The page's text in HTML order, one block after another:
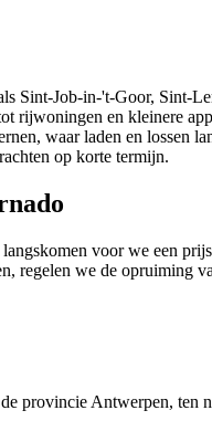
Sint-Job-in-'t-Goor,
rijwoningen en kleinere
waar laden en lossen
op korte termijn.
voor we een
regelen we de opruiming
provincie Antwerpen, ten